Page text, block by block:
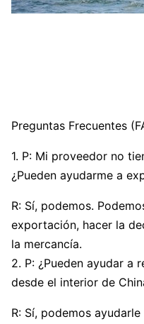
Preguntas Frecuentes
1. P: Mi proveedor no
¿Pueden ayudarme a
R: Sí, podemos.
exportación, hacer la
la mercancía.
2. P: ¿Pueden ayudar a
desde el interior de
R: Sí, podemos